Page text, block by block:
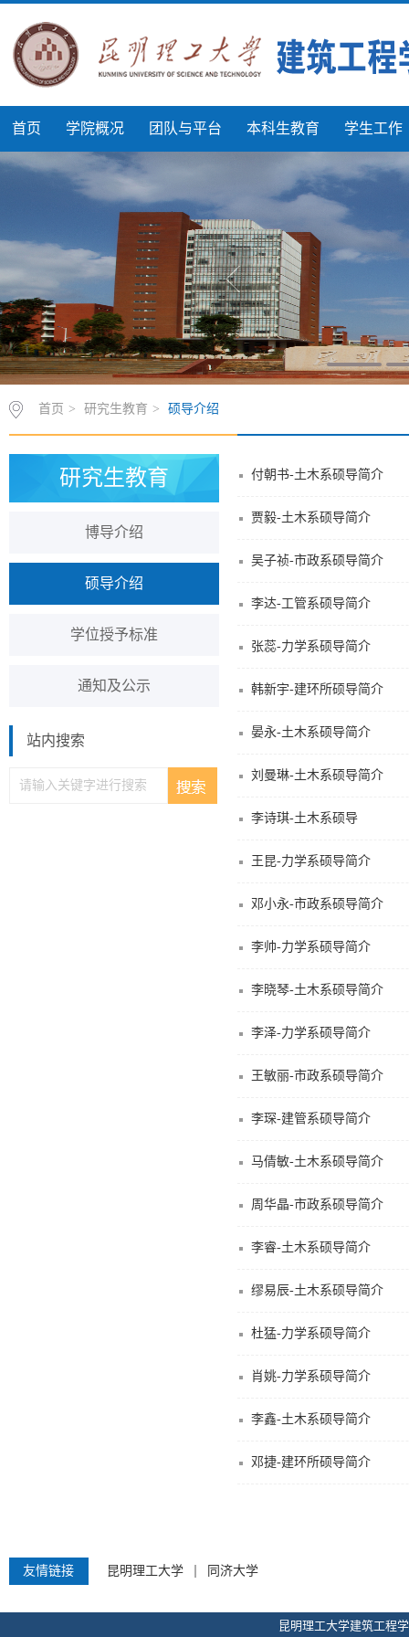
首页 学院概况 团队与平台 本科生教育 学生工作
首页 > 研究生教育 > 硕导介绍
研究生教育
博导介绍
硕导介绍
学位授予标准
通知及公示
站内搜索
付朝书-土木系硕导简介
贾毅-土木系硕导简介
吴子祯-市政系硕导简介
李达-工管系硕导简介
张蕊-力学系硕导简介
韩新宇-建环所硕导简介
晏永-土木系硕导简介
刘曼琳-土木系硕导简介
李诗琪-土木系硕导
王昆-力学系硕导简介
邓小永-市政系硕导简介
李帅-力学系硕导简介
李晓琴-土木系硕导简介
李泽-力学系硕导简介
王敏丽-市政系硕导简介
李琛-建管系硕导简介
马倩敏-土木系硕导简介
周华晶-市政系硕导简介
李睿-土木系硕导简介
缪易辰-土木系硕导简介
杜猛-力学系硕导简介
肖姚-力学系硕导简介
李鑫-土木系硕导简介
邓捷-建环所硕导简介
友情链接 昆明理工大学 同济大学
昆明理工大学建筑工程